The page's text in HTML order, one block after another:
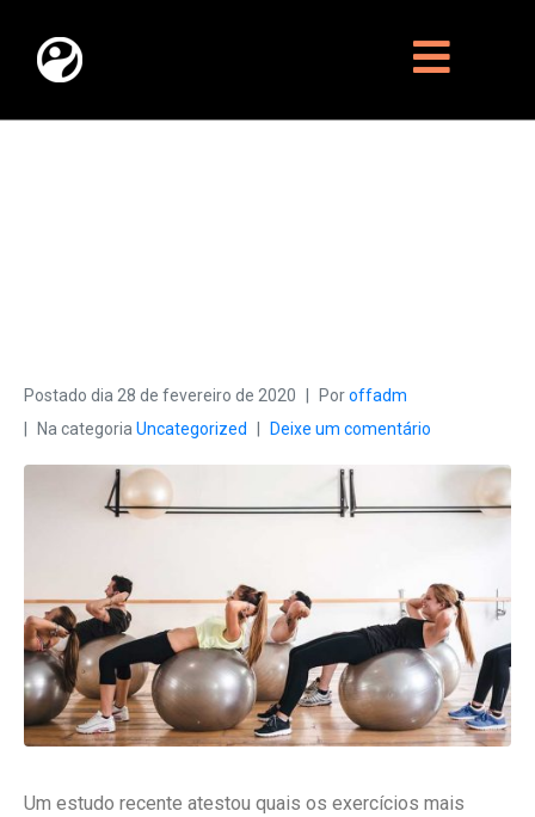
Postado dia 28 de fevereiro de 2020 Poroffadm
Na categoria Uncategorized Deixe um comentário
Um estudo recente atestou quais os exercícios mais